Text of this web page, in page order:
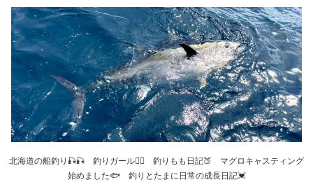
北海道の船釣り🎣🎣 釣りガール💁‍♀️ 釣りもも日記🍑 マグロキャスティング
始めました🐟 釣りとたまに日常の成長日記💓